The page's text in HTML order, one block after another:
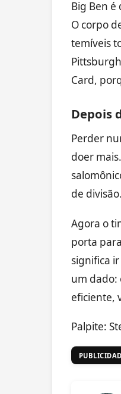
Big Ben
O corpo
temíveis
Card,
Depois
Perder
doer
de
Agora o
porta
significa
um dado:
eficiente,
Palpite: